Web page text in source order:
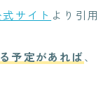
サイト より引用
予定があれば、